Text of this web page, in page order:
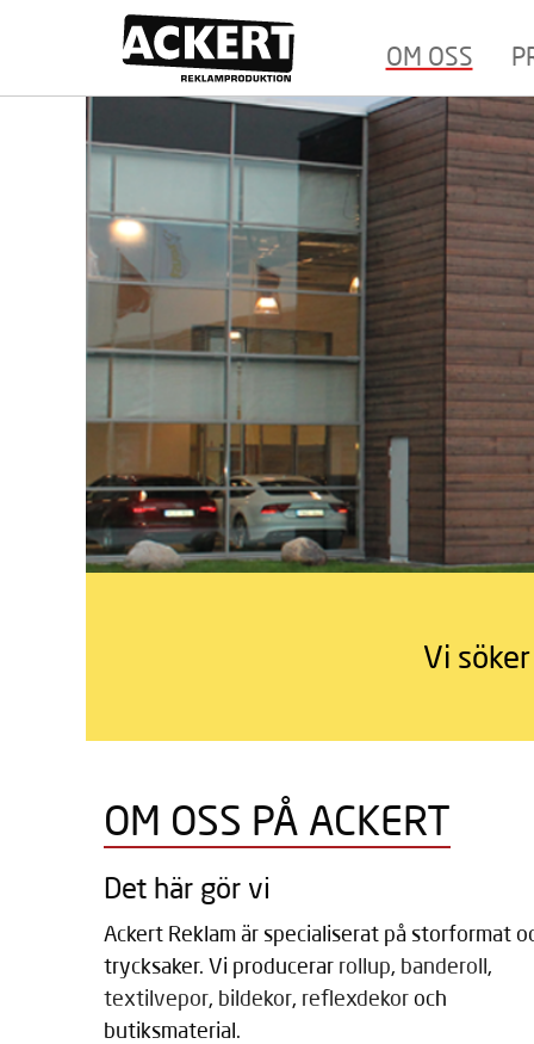
OM OSS
Vi
OM OSS PÅ ACKERT
Det här gör vi
Ackert Reklam är specialiserat på storformat
trycksaker. Vi producerar rollup, banderoll,
textilvepor, bildekor, reflexdekor och
butiksmaterial.